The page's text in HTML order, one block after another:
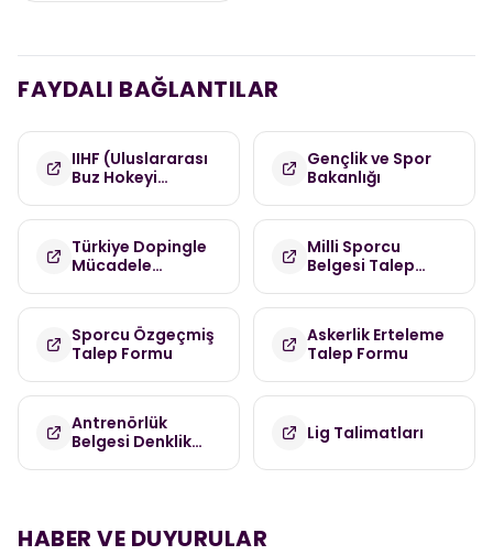
FAYDALI BAĞLANTILAR
IIHF (Uluslararası
Buz Hokeyi
Gençlik ve Spor
Bakanlığı
Türkiye Dopingle
Mücadele
(TDMK)
Milli Sporcu
Belgesi Talep
Sporcu Özgeçmiş
Talep Formu
Askerlik Erteleme
Talep Formu
Antrenörlük
Belgesi Denklik
Lig Talimatları
HABER VE DUYURULAR